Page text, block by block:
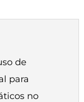
de
para
no